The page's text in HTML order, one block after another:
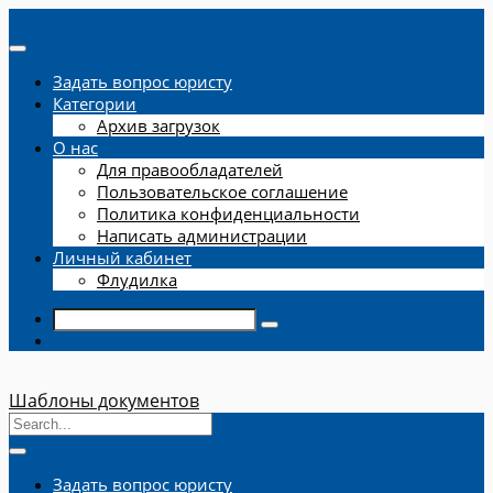
Задать вопрос юристу
Категории
Архив загрузок
О нас
Для правообладателей
Пользовательское соглашение
Политика конфиденциальности
Написать администрации
Личный кабинет
Флудилка
Шаблоны документов
Задать вопрос юристу